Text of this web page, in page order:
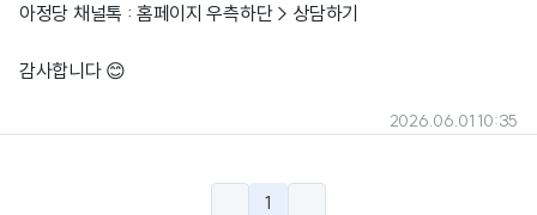
아정당 채널톡 : 홈페이지 우측하단 > 상담하기
감사합니다 😊
2026.06.01 10:35
1